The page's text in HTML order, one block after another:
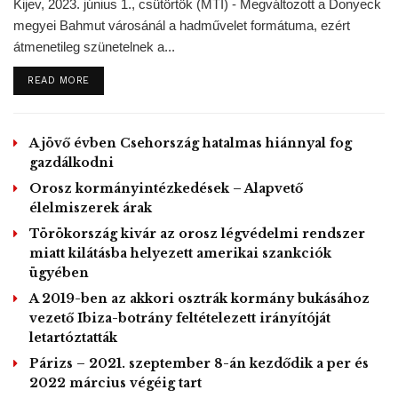
MTI – Fotón: Illegális bevándorlók gyülekeznek a Tundzsa
folyó közelében, hogy átlépjék a török-görög határt a
törökországi Edirne térségében 2020. március 4-én. A török
kormány február 28-án közölte, hogy nem tudja tovább
megnyitja a határokat előttük. EPA/Sedat Suna
Tags: állóháború Bakondi György Görögország
Illegális bevándorlás
Kijev, 2023. június 1., csütörtök (MTI) - Megváltozott a Donyeck
megyei Bahmut városánál a hadművelet formátuma, ezért
átmenetileg szünetelnek a...
READ MOREDETAILS
A jövő évben Csehország hatalmas hiánnyal fog
gazdálkodni
Orosz kormányintézkedések – Alapvető
élelmiszerek árak
Törökország kivár az orosz légvédelmi rendszer
miatt kilátásba helyezett amerikai szankciók
ügyében
A 2019-ben az akkori osztrák kormány bukásához
vezető Ibiza-botrány feltételezett irányítóját
letartóztatták
Párizs – 2021. szeptember 8-án kezdődik a per és
2022 március végéig tart